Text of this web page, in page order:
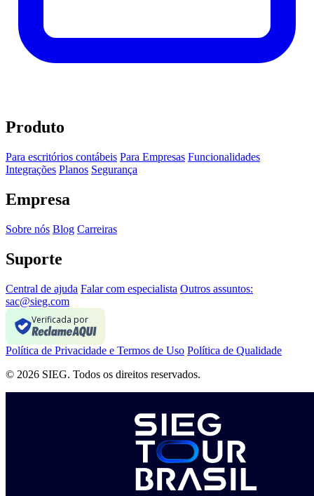
Produto
Para escritórios contábeis Para Empresas Funcionalidades
Integrações Planos Segurança
Empresa
Sobre nós Blog Carreiras
Suporte
Central de ajuda Falar com especialista Outros assuntos:
sac@sieg.com
Verificada por
Política de Privacidade e Termos de Uso Política de Qualidade
© 2026 SIEG. Todos os direitos reservados.